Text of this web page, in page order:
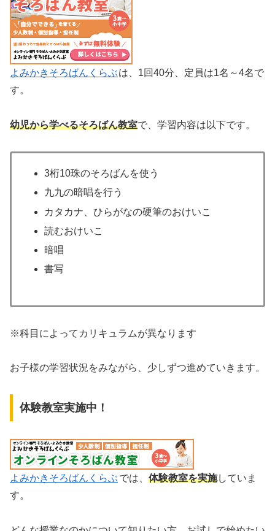
よみかきそろばんくらぶは、1回40分、定員は1名～4名で
す。
幼児から学べるそろばん教室で、学習内容は以下です。
3桁10珠のそろばんを使う
九九の暗唱を行う
カタカナ、ひらがなの硬筆のおけいこ
読むおけいこ
暗唱
書写
※科目によってカリキュラムが異なります
お子様の学習状況をみながら、少しずつ進めていきます。
体験教室実施中！
よみかきそろばんくらぶ では、 体験教室を実施していま
す。